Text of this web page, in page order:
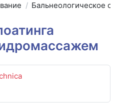
Бальнеологическое